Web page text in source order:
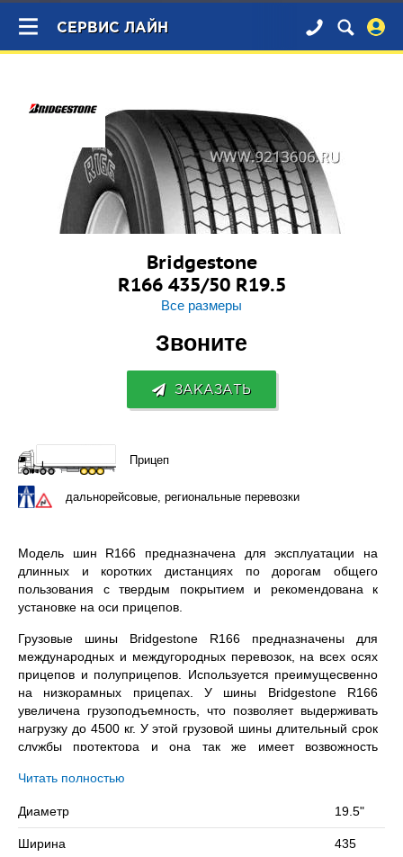
×
СЕРВИС ЛАЙН
Bridgestone
R166 435/50 R19.5
Все размеры
Звоните
ЗАКАЗАТЬ
Прицеп
дальнорейсовые, региональные перевозки
Модель шин R166 предназначена для эксплуатации на
длинных и коротких дистанциях по дорогам общего
пользования с твердым покрытием и рекомендована к
установке на оси прицепов.
Грузовые шины Bridgestone R166 предназначены для
международных и междугородных перевозок, на всех осях
прицепов и полуприцепов. Используется преимущесвенно
на низкорамных прицепах. У шины Bridgestone R166
увеличена грузоподъемность, что позволяет выдерживать
нагрузку до 4500 кг. У этой грузовой шины длительный срок
службы протектора и она так же имеет возвожность
повышенное сопротивление неравномерному износу.
шина с допустимой нагрузкой 4500 кг. на колесо и
максимальной скоростью в 100 км/ч.
Читать полностью
Диаметр 19.5"
Ширина 435